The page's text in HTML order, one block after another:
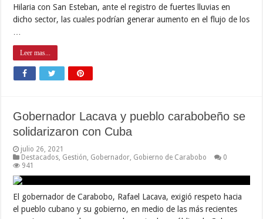
Hilaria con San Esteban, ante el registro de fuertes lluvias en
dicho sector, las cuales podrían generar aumento en el flujo de los
Leer mas...
Gobernador Lacava y pueblo carabobeño se
solidarizaron con Cuba
julio 26, 2021
Destacados Gestión Gobernador Gobierno de Carabobo
0
941
El gobernador de Carabobo, Rafael Lacava, exigió respeto hacia
el pueblo cubano y su gobierno, en medio de las más recientes